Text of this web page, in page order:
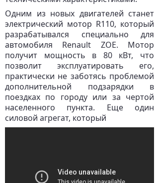
Одним из новых двигателей станет
электрический мотор R110, который
разрабатывался специально для
автомобиля Renault ZOE. Мотор
получит мощность в 80 кВт, что
позволит эксплуатировать его,
практически не заботясь проблемой
дополнительной подзарядки в
поездках по городу или за чертой
населенного пункта. Еще один
силовой агрегат, который